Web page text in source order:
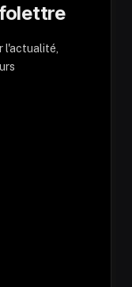
l'actualité,